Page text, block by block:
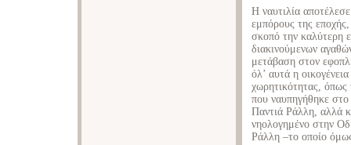
Η ναυτιλία
εμπόρους της
σκοπό την καλύτερη
διακινούμενων
μετάβαση στον
όλ’ αυτά η
χωρητικότητας,
που ναυπηγήθηκε
Παντιά Ράλλη, αλλά
νηολογημένο στην
Ράλλη –το οποίο